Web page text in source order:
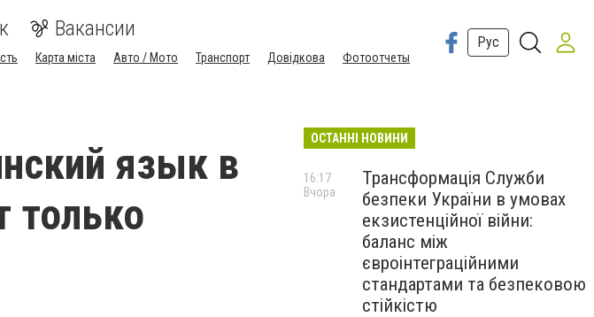
Вакансии
Карта міста Авто / Мото Транспорт Довідкова Фотоотчеты
Рус
язык в
только
ОСТАННІ НОВИНИ
Трансформація Служби
безпеки України в умовах
екзистенційної війни:
баланс між
євроінтеграційними
стандартами та безпековою
стійкістю
16:17
Вчора